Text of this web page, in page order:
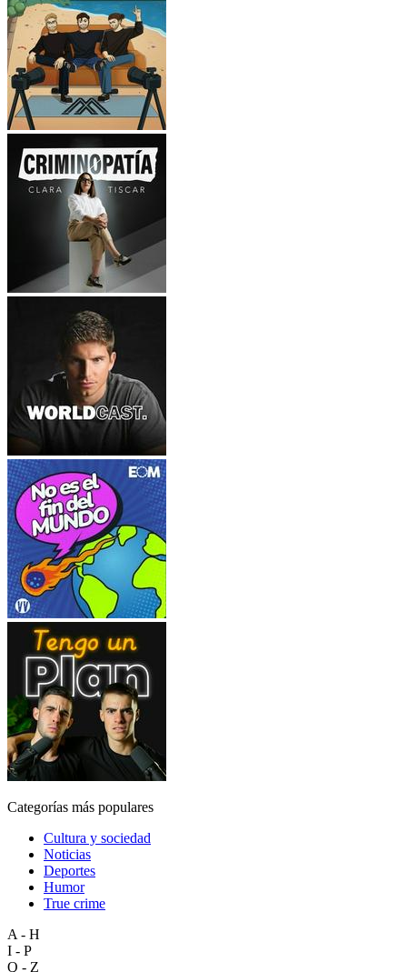
Categorías más populares
Cultura y sociedad
Noticias
Deportes
Humor
True crime
A - H
I - P
Q - Z